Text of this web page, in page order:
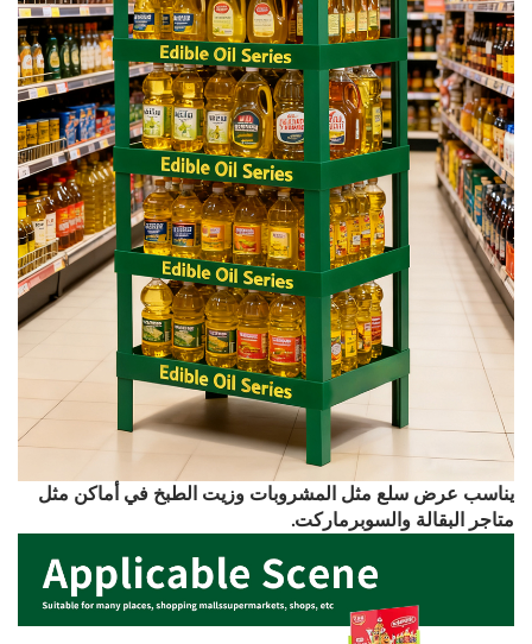
يناسب عرض سلع مثل المشروبات وزيت الطبخ في أماكن مثل
متاجر البقالة والسوبرماركت.